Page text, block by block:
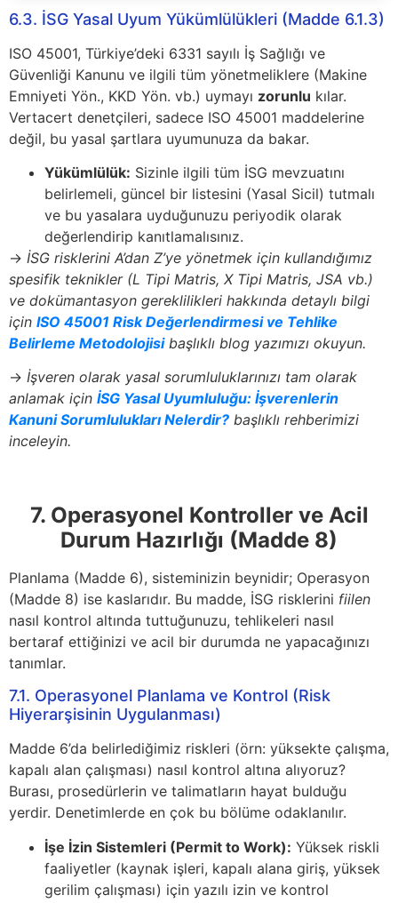
6.3. İSG Yasal Uyum Yükümlülükleri (Madde 6.1.3)
ISO 45001, Türkiye’deki 6331 sayılı İş Sağlığı ve
Güvenliği Kanunu ve ilgili tüm yönetmeliklere (Makine
Emniyeti Yön., KKD Yön. vb.) uymayı zorunlu kılar.
Vertacert denetçileri, sadece ISO 45001 maddelerine
değil, bu yasal şartlara uyumunuza da bakar.
Yükümlülük: Sizinle ilgili tüm İSG mevzuatını
belirlemeli, güncel bir listesini (Yasal Sicil) tutmalı
ve bu yasalara uyduğunuzu periyodik olarak
değerlendirip kanıtlamalısınız.
→ İSG risklerini A’dan Z’ye yönetmek için kullandığımız
spesifik teknikler (L Tipi Matris, X Tipi Matris, JSA vb.)
ve dokümantasyon gereklilikleri hakkında detaylı bilgi
için ISO 45001 Risk Değerlendirmesi ve Tehlike
Belirleme Metodolojisibaşlıklı blog yazımızı okuyun.
→ İşveren olarak yasal sorumluluklarınızı tam olarak
anlamak için İSG Yasal Uyumluluğu: İşverenlerin
Kanuni Sorumlulukları Nelerdir? başlıklı rehberimizi
inceleyin.
7. Operasyonel Kontroller ve Acil
Durum Hazırlığı (Madde 8)
Planlama (Madde 6), sisteminizin beynidir; Operasyon
(Madde 8) ise kaslarıdır. Bu madde, İSG risklerini fiilen
nasıl kontrol altında tuttuğunuzu, tehlikeleri nasıl
bertaraf ettiğinizi ve acil bir durumda ne yapacağınızı
tanımlar.
7.1. Operasyonel Planlama ve Kontrol (Risk
Hiyerarşisinin Uygulanması)
Madde 6’da belirlediğimiz riskleri (örn: yüksekte çalışma,
kapalı alan çalışması) nasıl kontrol altına alıyoruz?
Burası, prosedürlerin ve talimatların hayat bulduğu
yerdir. Denetimlerde en çok bu bölüme odaklanılır.
İşe İzin Sistemleri (Permit to Work): Yüksek riskli
faaliyetler (kaynak işleri, kapalı alana giriş, yüksek
gerilim çalışması) için yazılı izin ve kontrol